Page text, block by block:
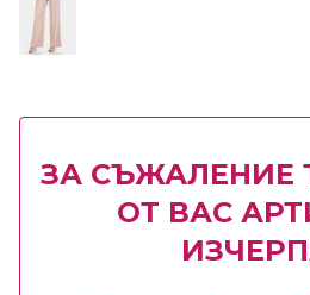
ЗА СЪЖАЛЕНИЕ
ОТ ВАС